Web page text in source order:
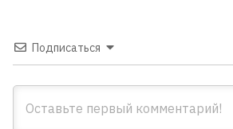
Подписаться